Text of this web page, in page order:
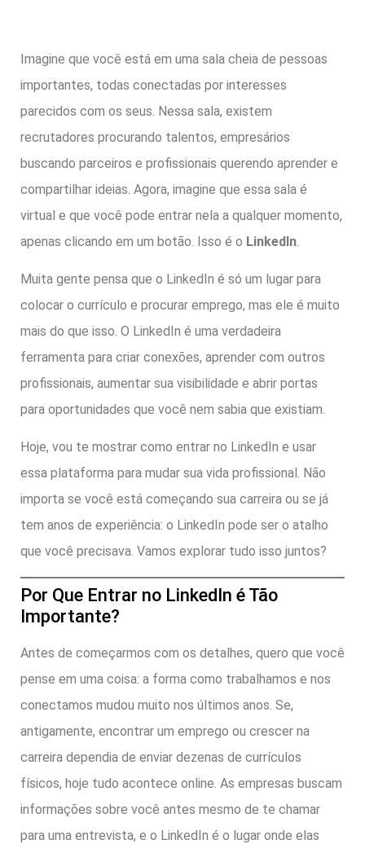
Imagine que você está em uma sala cheia de pessoas
importantes, todas conectadas por interesses
parecidos com os seus. Nessa sala, existem
recrutadores procurando talentos, empresários
buscando parceiros e profissionais querendo aprender e
compartilhar ideias. Agora, imagine que essa sala é
virtual e que você pode entrar nela a qualquer momento,
apenas clicando em um botão. Isso é o LinkedIn
Muita gente pensa que o LinkedIn é só um lugar para
colocar o currículo e procurar emprego, mas ele é muito
mais do que isso. O LinkedIn é uma verdadeira
ferramenta para criar conexões, aprender com outros
profissionais, aumentar sua visibilidade e abrir portas
para oportunidades que você nem sabia que existiam.
Hoje, vou te mostrar como entrar no LinkedIn e usar
essa plataforma para mudar sua vida profissional. Não
importa se você está começando sua carreira ou se já
tem anos de experiência: o LinkedIn pode ser o atalho
que você precisava. Vamos explorar tudo isso juntos?
Por Que Entrar no LinkedIn é Tão
Importante?
Antes de começarmos com os detalhes, quero que você
pense em uma coisa: a forma como trabalhamos e nos
conectamos mudou muito nos últimos anos. Se,
antigamente, encontrar um emprego ou crescer na
carreira dependia de enviar dezenas de currículos
físicos, hoje tudo acontece online. As empresas buscam
informações sobre você antes mesmo de te chamar
para uma entrevista, e o LinkedIn é o lugar onde elas